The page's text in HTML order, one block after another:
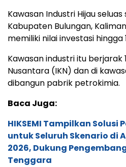
Kawasan Industri Hijau
Kabupaten Bulungan,
memiliki nilai investasi hingga
Kawasan industri itu berjarak
Nusantara (IKN) dan di
dibangun pabrik petrokimia.
Baca Juga:
HIKSEMI Tampilkan Solusi
untuk Seluruh Skenario di
2026, Dukung
Tenggara